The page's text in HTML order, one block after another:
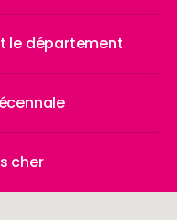
le département
cher